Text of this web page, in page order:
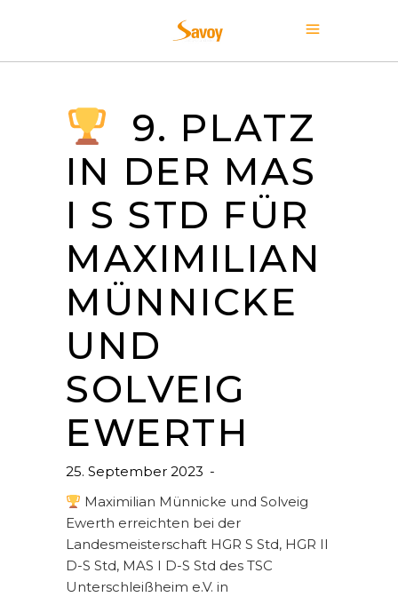
9. PLATZ
IN DER MAS
I S STD FÜR
MAXIMILIAN
MÜNNICKE
UND
SOLVEIG
EWERTH
25. September 2023
Maximilian Münnicke und Solveig
Ewerth erreichten bei der
Landesmeisterschaft HGR S Std, HGR II
D-S Std, MAS I D-S Std des TSC
Unterschleißheim e.V. in